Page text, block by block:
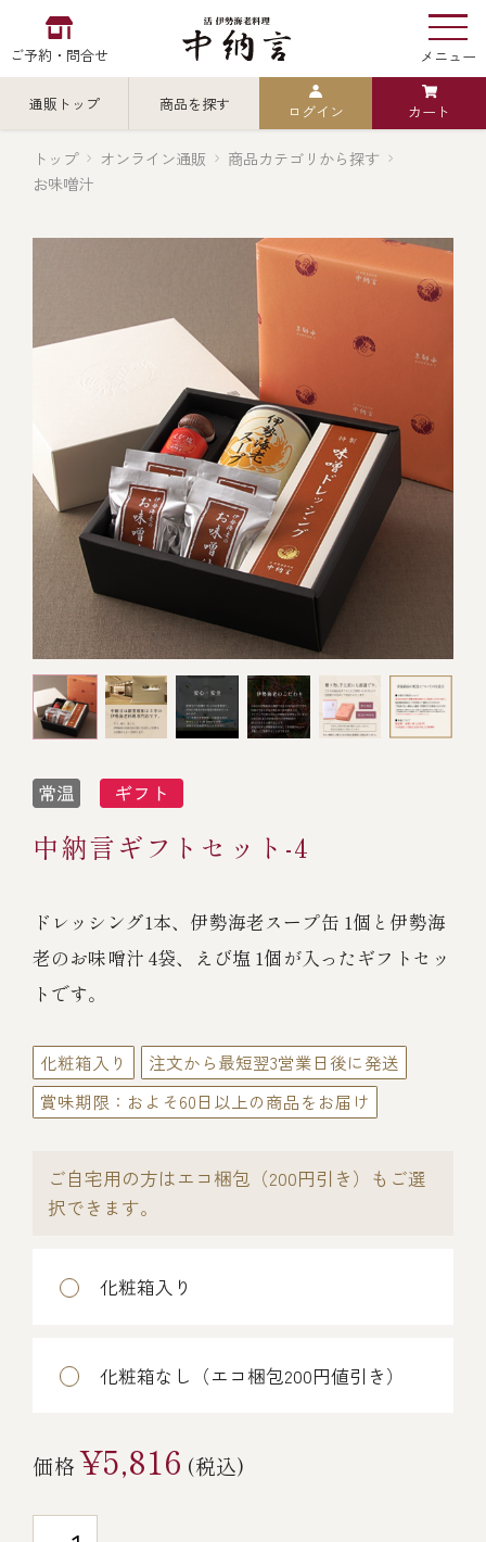
ご予約・問合せ メニュー
中納言の お食い初め
用途・シーン
ご結婚式 1.5次会・
二次会
レストラン
オンライン通販
(造り/焼物/蒸し/ボイル伊勢海老)
(ごちそう重/誕生日重/還暦重/お食い初め重)
(生おせち/おせち冷凍)
(中納言/鉄板焼ひかり)
（中納言厨房）
弁当宅配・仕出し
鉄板焼 ひかり サイトマップ
通販トップ 商品を探す
全ての商品を見る
全ての商品を見る
お造り（お刺身）
焼物
蒸し
ボイル伊勢海老
ごちそう重
全ての商品を見る
ごちそう重
還暦重
誕生日重
お食い初め重
おせち
全ての商品を見る
生おせち
おせち冷凍
海鮮鍋
海鮮ＢＢＱ
調味料
お味噌汁
全ての商品を見る
中納言
伊勢海老料理（中納言厨房）
お弁当（冷凍）
その他
ギフト/贈り物
価格で探す
ログイン カート
トップ オンライン通販
商品カテゴリから探す
お味噌汁
中納言ギフトセット-4
ドレッシング1本、伊勢海老スープ缶 1個と伊勢海
老のお味噌汁 4袋、えび塩 1個が入ったギフトセッ
トです。
化粧箱入り
注文から最短翌3営業日後に発送
賞味期限：およそ60日以上の商品をお届け
ご自宅用の方はエコ梱包（200円引き）もご選
択できます。
化粧箱入り
化粧箱なし（エコ梱包200円値引き）
価格¥5,816 (税込)